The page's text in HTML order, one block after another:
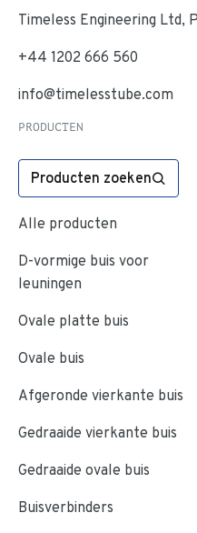
Timeless Engineering Ltd,
+44 1202 666 560
info@timelesstube.com
PRODUCTEN
Producten zoeken
Alle producten
D-vormige buis voor
leuningen
Ovale platte buis
Ovale buis
Afgeronde vierkante buis
Gedraaide vierkante buis
Gedraaide ovale buis
Buisverbinders